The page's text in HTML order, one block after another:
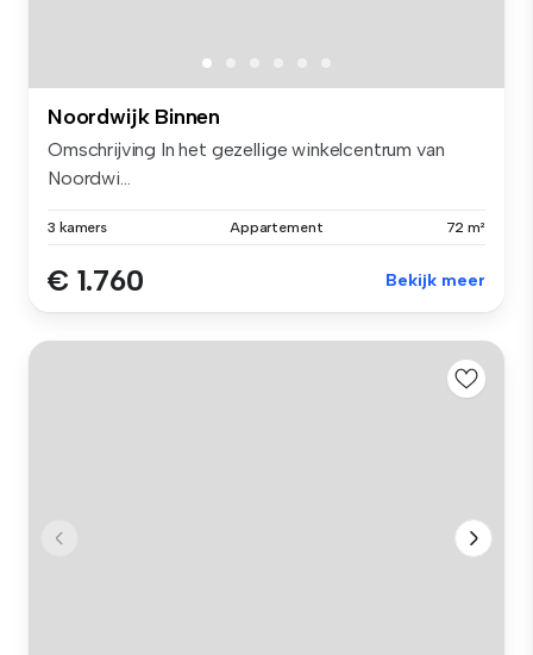
Noordwijk Binnen
Omschrijving In het gezellige winkelcentrum van
Noordwi...
3 kamers Appartement 72 m²
€ 1.760 Bekijk meer